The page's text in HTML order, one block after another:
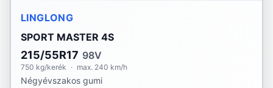
LINGLONG
SPORT MASTER 4S
215/55R17 98V
750 kg/kerék · max. 240 km/h
Négyévszakos gumi